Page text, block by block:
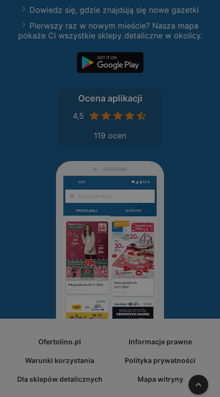
Dowiedz się, gdzie znajdują się nowe gazetki
Pierwszy raz w nowym mieście? Nasza mapa
pokaże Ci wszystkie sklepy detaliczne w okolicy.
Ocena aplikacji
4,5
119 ocen
Ofertolino.pl Informacje prawne
Warunki korzystania Polityka prywatności
Dla sklepów detalicznych Mapa witryny W